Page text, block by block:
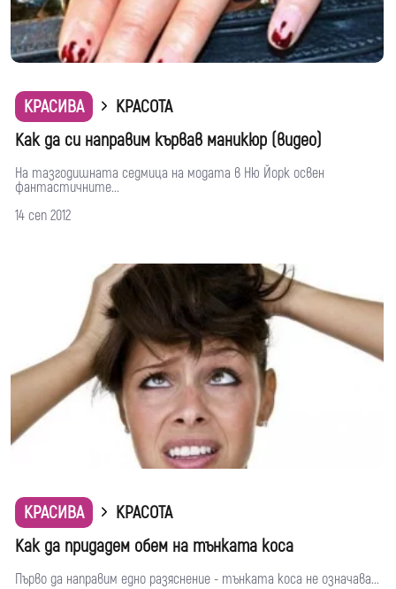
КРАСИВА
КРАСОТА
Как да си направим кървав маникюр (видео)
На тазгодишната седмица на модата в Ню Йорк освен
фантастичните...
14 сеп 2012
КРАСИВА
КРАСОТА
Как да придадем обем на тънката коса
Първо да направим едно разяснение - тънката коса не означава...